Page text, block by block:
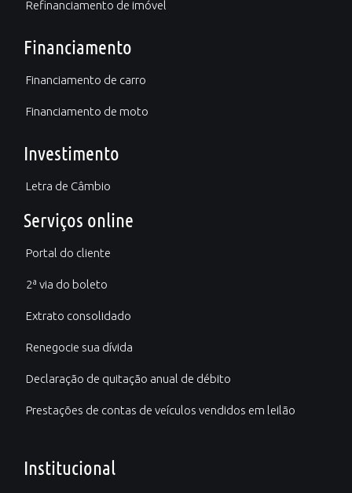
Refinanciamento de imóvel
Financiamento
Financiamento de carro
Financiamento de moto
Investimento
Letra de Câmbio
Serviços online
Portal do cliente
2ª via do boleto
Extrato consolidado
Renegocie sua dívida
Declaração de quitação anual de débito
Prestações de contas de veículos vendidos em leilão
Institucional